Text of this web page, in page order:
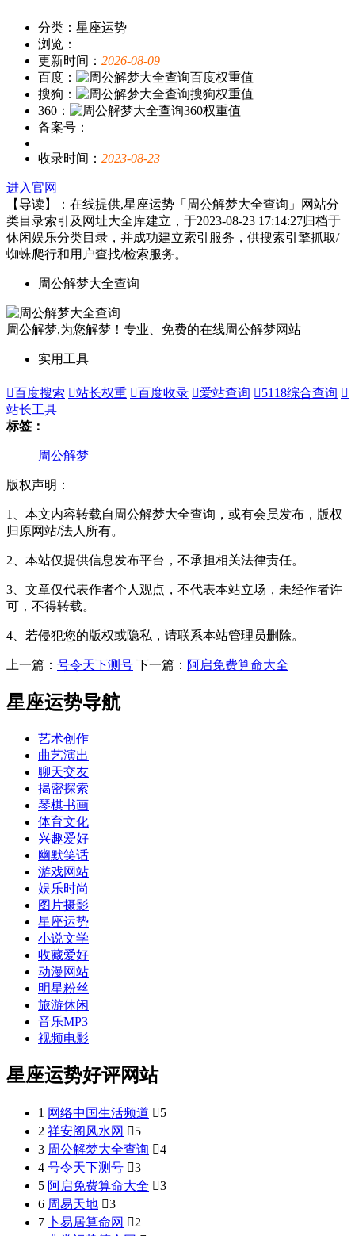
分类：星座运势
浏览：
更新时间： 2026-08-09
百度：
搜狗：
360：
备案号：
收录时间： 2023-08-23
进入官网
【导读】：在线提供,星座运势「周公解梦大全查询」网站分
类目录索引及网址大全库建立，于2023-08-23 17:14:27归档于
休闲娱乐分类目录，并成功建立索引服务，供搜索引擎抓取/
蜘蛛爬行和用户查找/检索服务。
周公解梦大全查询
周公解梦,为您解梦！专业、免费的在线周公解梦网站
实用工具
百度搜索 站长权重 百度收录 爱站查询 5118综合查询 
站长工具
标签：
周公解梦
版权声明：
1、本文内容转载自周公解梦大全查询，或有会员发布，版权
归原网站/法人所有。
2、本站仅提供信息发布平台，不承担相关法律责任。
3、文章仅代表作者个人观点，不代表本站立场，未经作者许
可，不得转载。
4、若侵犯您的版权或隐私，请联系本站管理员删除。
上一篇： 号令天下测号 下一篇： 阿启免费算命大全
星座运势导航
艺术创作
曲艺演出
聊天交友
揭密探索
琴棋书画
体育文化
兴趣爱好
幽默笑话
游戏网站
娱乐时尚
图片摄影
星座运势
小说文学
收藏爱好
动漫网站
明星粉丝
旅游休闲
音乐MP3
视频电影
星座运势好评网站
1 网络中国生活频道 5
2 祥安阁风水网 5
3 周公解梦大全查询 4
4 号令天下测号 3
5 阿启免费算命大全 3
6 周易天地 3
7
卜易居算命网 2